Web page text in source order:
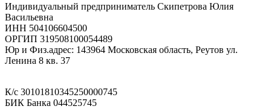
Индивидуальный предприниматель Скипетрова Юлия
Васильевна
ИНН 504106604500
ОРГИП 319508100054489
Юр и Физ.адрес: 143964 Московская область, Реутов ул.
Ленина 8 кв. 37
К/с 30101810345250000745
БИК Банка 044525745